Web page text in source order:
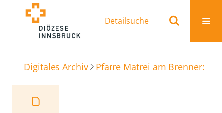
Detailsuche
Digitales Archiv Pfarre Matrei am Brenner: